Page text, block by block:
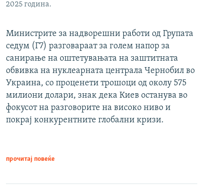
2025 година.
Министрите за надворешни работи од Групата
седум (Г7) разговараат за голем напор за
санирање на оштетувањата на заштитната
обвивка на нуклеарната централа Чернобил во
Украина, со проценети трошоци од околу 575
милиони долари, знак дека Киев останува во
фокусот на разговорите на високо ниво и
покрај конкурентните глобални кризи.
прочитај повеќе